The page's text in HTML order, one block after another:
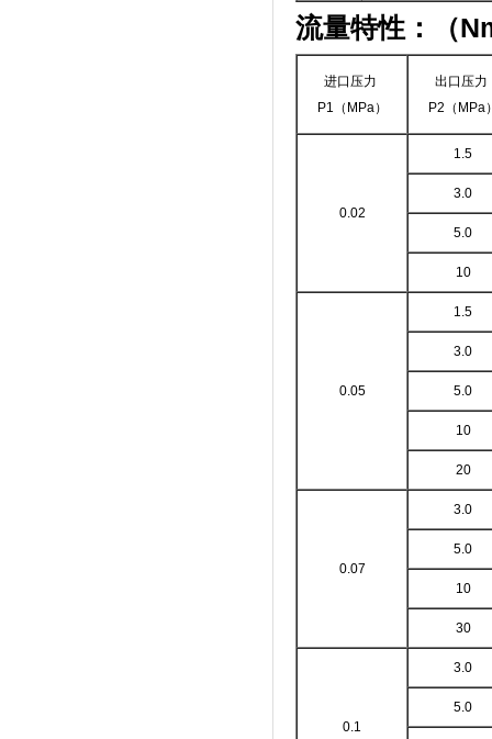
流量特性：（
进口压力
P1（MPa）
出口压力
P2（MPa
0.02
1.5
3.0
5.0
10
0.05
1.5
3.0
5.0
10
20
0.07
3.0
5.0
10
30
0.1
3.0
5.0